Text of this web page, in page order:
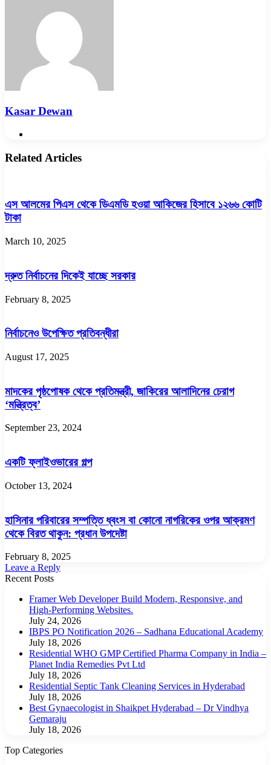
Kasar Dewan
Related Articles
এস আলমের পিএস থেকে ডিএমডি হওয়া আকিজের হিসাবে ১২৬৬ কোটি
টাকা
March 10, 2025
দ্রুত নির্বাচনের দিকেই যাচ্ছে সরকার
February 8, 2025
নির্বাচনেও উপেক্ষিত প্রতিবন্ধীরা
August 17, 2025
মাদকের পৃষ্ঠপোষক থেকে প্রতিমন্ত্রী, জাকিরের আলাদিনের চেরাগ
‘মন্ত্রিত্ব’
September 23, 2024
একটি ফ্লাইওভারের গল্প
October 13, 2024
হাসিনার পরিবারের সম্পত্তি ধ্বংস বা কোনো নাগরিকের ওপর আক্রমণ
থেকে বিরত থাকুন: প্রধান উপদেষ্টা
February 8, 2025
Leave a Reply
Recent Posts
Framer Web Developer Build Modern, Responsive, and
High-Performing Websites.
July 24, 2026
IBPS PO Notification 2026 – Sadhana Educational Academy
July 18, 2026
Residential WHO GMP Certified Pharma Company in India –
Planet India Remedies Pvt Ltd
July 18, 2026
Residential Septic Tank Cleaning Services in Hyderabad
July 18, 2026
Best Gynaecologist in Shaikpet Hyderabad – Dr Vindhya
Gemaraju
July 18, 2026
Top Categories